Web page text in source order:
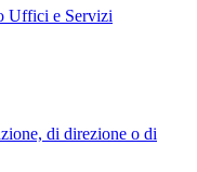
Uffici e Servizi
di direzione o di